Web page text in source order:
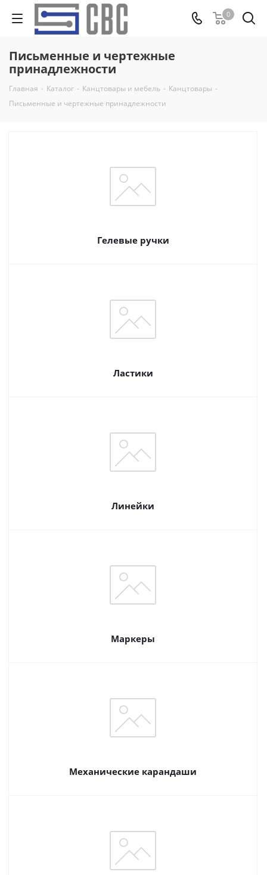
0
Письменные и чертежные
принадлежности
Главная - Каталог - Канцтовары и мебель - Канцтовары -
Письменные и чертежные принадлежности
Гелевые ручки
Ластики
Линейки
Маркеры
Механические карандаши